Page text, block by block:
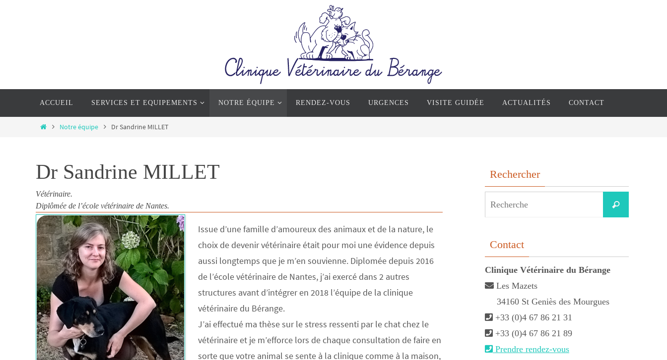
le
ACCUEIL SERVICES ET EQUIPEMENTS NOTRE ÉQUIPE RENDEZ-VOUS URGENCES VISITE GUIDÉE ACTUALITÉS CONTACT
HomeNotre équipe Dr Sandrine MILLET
Dr Sandrine MILLET
Vétérinaire.
Diplômée de l’école vétérinaire de Nantes.
Issue d’une famille d’amoureux des animaux et de la nature, le
choix de devenir vétérinaire était pour moi une évidence depuis
aussi longtemps que je m’en souvienne. Diplomée depuis 2016
de l’école vétérinaire de Nantes, j’ai exercé dans 2 autres
structures avant d’intégrer en 2018 l’équipe de la clinique
vétérinaire du Bérange.
J’ai effectué ma thèse sur le stress ressenti par le chat chez le
vétérinaire et je m’efforce lors de chaque consultation de faire en
sorte que votre animal se sente à la clinique comme à la maison,
Rechercher
for:
Recherche
Contact
Clinique Vétérinaire du Bérange
Les Mazets
34160 St Geniès des Mourgues
+33 (0)4 67 86 21 31
+33 (0)4 67 86 21 89
Prendre rendez-vous